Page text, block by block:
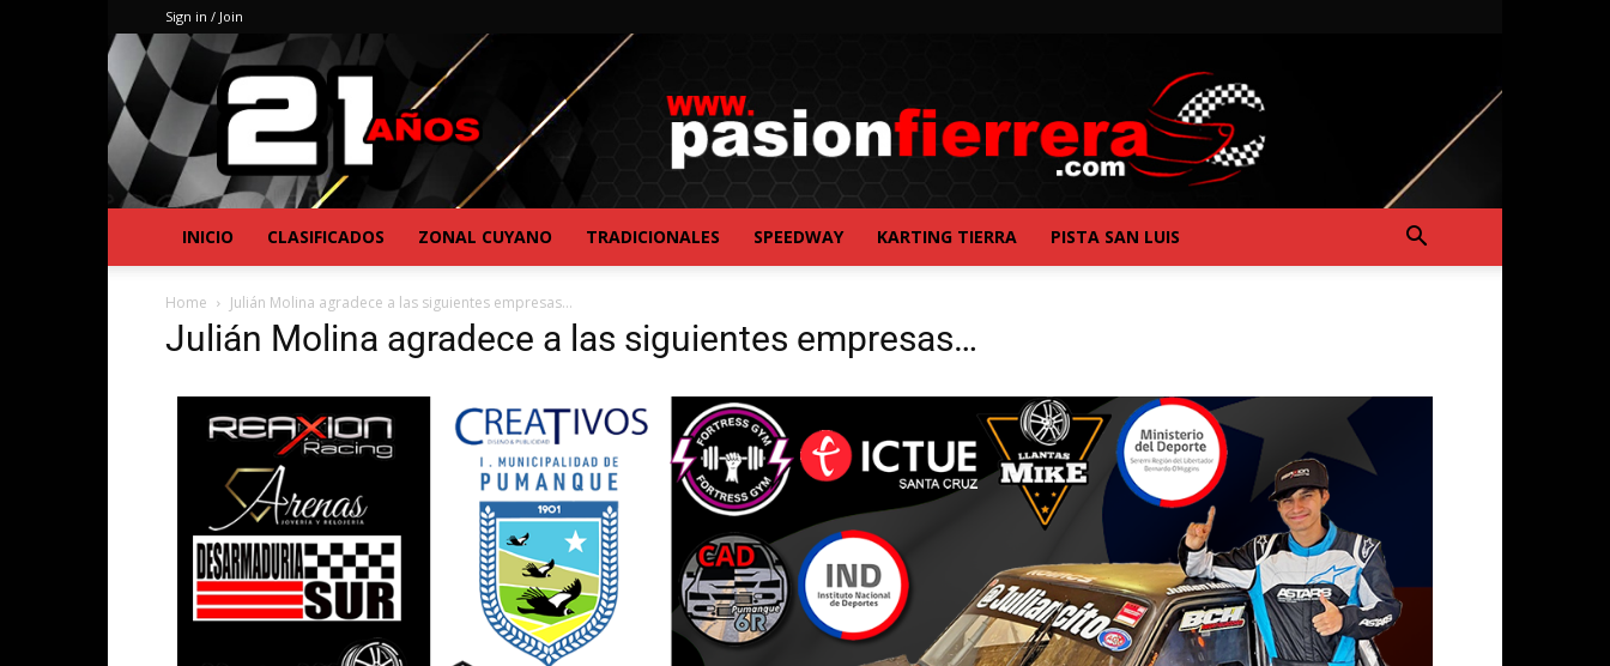
Sign in / Join
INICIO CLASIFICADOS ZONAL CUYANO TRADICIONALES SPEEDWAY KARTING TIERRA PISTA SAN LUIS
Home Julián Molina agradece a las siguientes empresas…
Julián Molina agradece a las siguientes empresas…